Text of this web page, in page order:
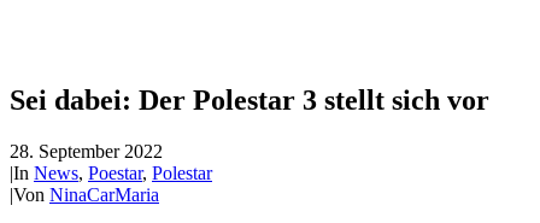
Sei dabei: Der Polestar 3 stellt sich vor
28. September 2022
|In News, Poestar, Polestar
|Von NinaCarMaria